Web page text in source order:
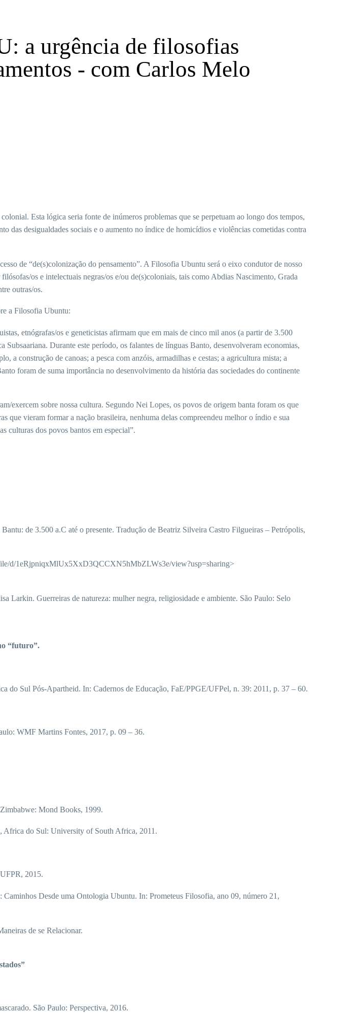
a urgência de filosofias
- com Carlos Melo
Esta lógica seria fonte de inúmeros problemas que se perpetuam ao longo dos tempos,
das desigualdades sociais e o aumento no índice de homicídios e violências cometidas contra
de “de(s)colonização do pensamento”. A Filosofia Ubuntu será o eixo condutor de nosso
os e intelectuais negras/os e/ou de(s)coloniais, tais como Abdias Nascimento, Grada
outras/os.
a Filosofia Ubuntu:
etnógrafas/os e geneticistas afirmam que em mais de cinco mil anos (a partir de 3.500
Durante este período, os falantes de línguas Banto, desenvolveram economias,
a construção de canoas; a pesca com anzóis, armadilhas e cestas; a agricultura mista; a
foram de suma importância no desenvolvimento da história das sociedades do continente
exercem sobre nossa cultura. Segundo Nei Lopes, os povos de origem banta foram os que
que vieram formar a nação brasileira, nenhuma delas compreendeu melhor o índio e sua
culturas dos povos bantos em especial”.
de 3.500 a.C até o presente. Tradução de Beatriz Silveira Castro Filgueiras – Petrópolis,
d/1eRjpniqxMlUx5XxD3QCCXN5hMbZLWs3e/view?usp=sharing>
Guerreiras de natureza: mulher negra, religiosidade e ambiente. São Paulo: Selo
“futuro”.
Sul Pós-Apartheid. In: Cadernos de Educação, FaE/PPGE/UFPel, n. 39: 2011, p. 37 – 60.
WMF Martins Fontes, 2017, p. 09 – 36.
Mond Books, 1999.
Africa do Sul: University of South Africa, 2011.
2015.
Desde uma Ontologia Ubuntu. In: Prometeus Filosofia, ano 09, número 21,
de se Relacionar.
São Paulo: Perspectiva, 2016.